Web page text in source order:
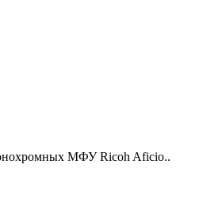
МФУ Ricoh Aficio..